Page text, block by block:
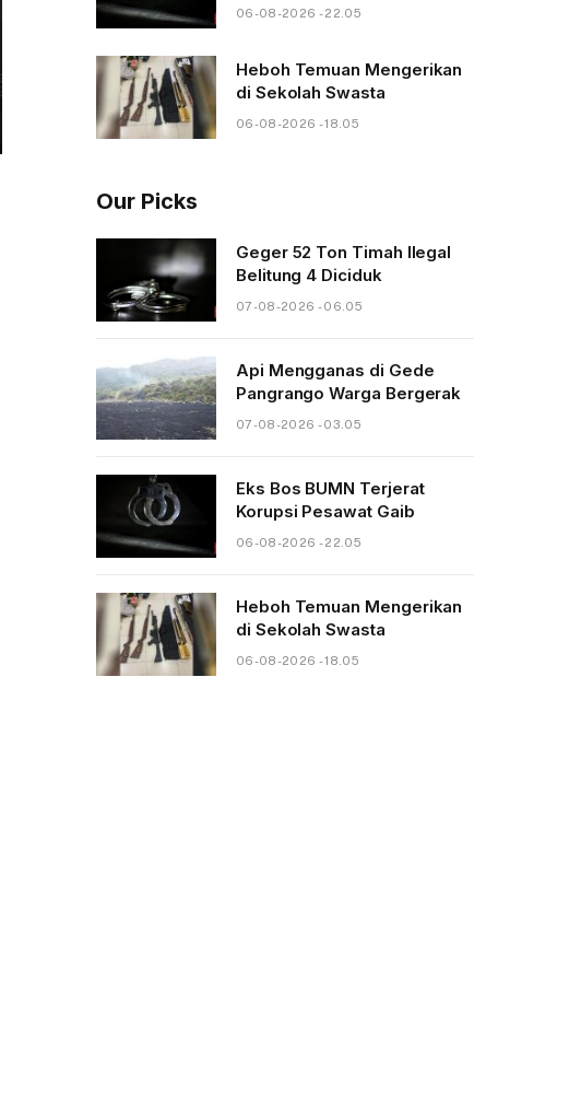
06-08-2026 - 22.05
Heboh Temuan Mengerikan
di Sekolah Swasta
06-08-2026 - 18.05
Our Picks
Geger 52 Ton Timah Ilegal
Belitung 4 Diciduk
07-08-2026 - 06.05
Api Mengganas di Gede
Pangrango Warga Bergerak
07-08-2026 - 03.05
Eks Bos BUMN Terjerat
Korupsi Pesawat Gaib
06-08-2026 - 22.05
Heboh Temuan Mengerikan
di Sekolah Swasta
06-08-2026 - 18.05